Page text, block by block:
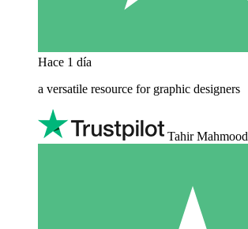
Hace 1 día
a versatile resource for graphic designers
Tahir Mahmood